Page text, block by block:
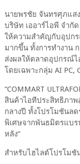
นายพรชัย จันทรศุภแส
บริษัท เออาร์ไอพี จำกั
ให้ความสำคัญกับอุปกร
มากขึ้น ทั้งการทำงาน
ส่งผลให้ตลาดอุปกรณ์ไ
โดยเฉพาะกลุ่ม AI PC,
“COMMART
สินค้าไอทีประสิทธิภา
กลางปี ทั้งโปรโมชันล
พิเศษจากพันธมิตรแบร
หลัง”
สำหรับไฮไลต์โปรโมชั